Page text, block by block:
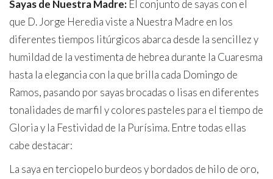
Sayas de Nuestra Madre: El conjunto de sayas con el
que D. Jorge Heredia viste a Nuestra Madre en los
diferentes tiempos litúrgicos abarca desde la sencillez y
humildad de la vestimenta de hebrea durante la Cuaresma
hasta la elegancia con la que brilla cada Domingo de
Ramos, pasando por sayas brocadas o lisas en diferentes
tonalidades de marfil y colores pasteles para el tiempo de
Gloria y la Festividad de la Purísima. Entre todas ellas
cabe destacar:
La saya en terciopelo burdeos y bordados de hilo de oro,